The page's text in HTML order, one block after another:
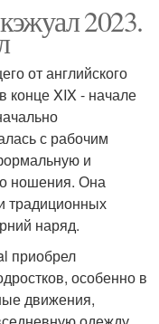
2023.
от английского
конце XIX - начале
с рабочим
и
ношения. Она
традиционных
наряд.
приобрел
особенно в
движения,